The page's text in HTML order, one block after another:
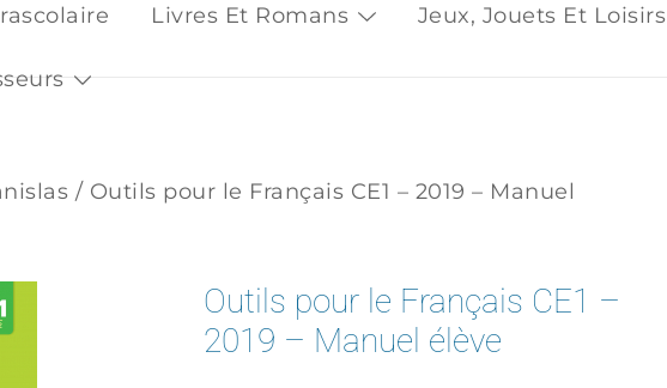
Livres Et Romans Jeux, Jouets Et Loisirs
/ Outils pour le Français CE1 – 2019 – Manuel
Outils pour le Français CE1 –
2019 – Manuel élève